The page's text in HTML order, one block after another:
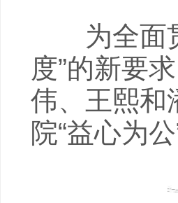
为全面贯
度”的新要
伟、王熙和
院“益心为